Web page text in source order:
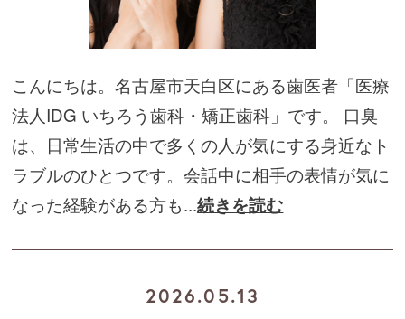
こんにちは。名古屋市天白区にある歯医者「医療
法人IDG いちろう歯科・矯正歯科」です。 口臭
は、日常生活の中で多くの人が気にする身近なト
ラブルのひとつです。会話中に相手の表情が気に
なった経験がある方も...続きを読む
2026.05.13